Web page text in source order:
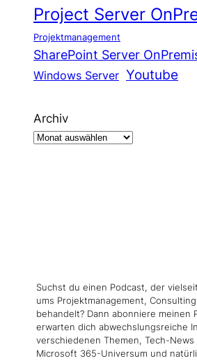
Project Server
Projektmanagement
SharePoint Server
Windows Server Youtube
Archiv
Suchst du einen Podcast, der
ums Projektmanagement,
behandelt? Dann abonniere meinen
erwarten dich abwechslungsreiche
verschiedenen Themen, Tech-News
Microsoft 365-Universum und